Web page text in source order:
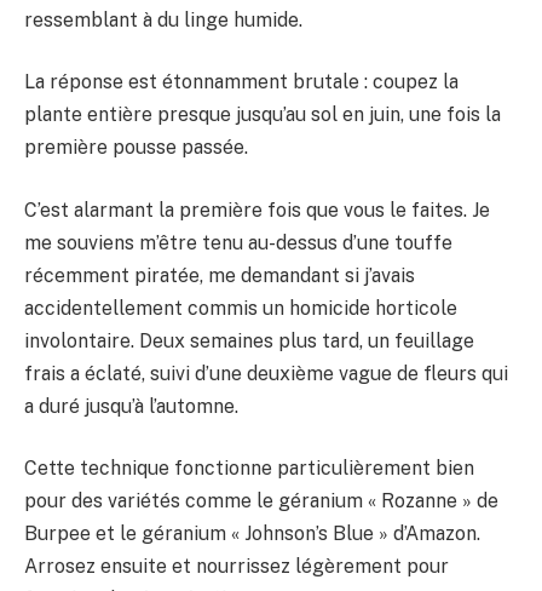
ressemblant à du linge humide.
La réponse est étonnamment brutale : coupez la
plante entière presque jusqu’au sol en juin, une fois la
première pousse passée.
C’est alarmant la première fois que vous le faites. Je
me souviens m’être tenu au-dessus d’une touffe
récemment piratée, me demandant si j’avais
accidentellement commis un homicide horticole
involontaire. Deux semaines plus tard, un feuillage
frais a éclaté, suivi d’une deuxième vague de fleurs qui
a duré jusqu’à l’automne.
Cette technique fonctionne particulièrement bien
pour des variétés comme le géranium « Rozanne » de
Burpee et le géranium « Johnson’s Blue » d’Amazon.
Arrosez ensuite et nourrissez légèrement pour